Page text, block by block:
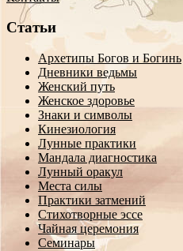
Статьи
Архетипы Богов и Богинь
Дневники ведьмы
Женский путь
Женское здоровье
Знаки и символы
Кинезиология
Лунные практики
Мандала диагностика
Лунный оракул
Места силы
Практики затмений
Стихотворные эссе
Чайная церемония
Семинары